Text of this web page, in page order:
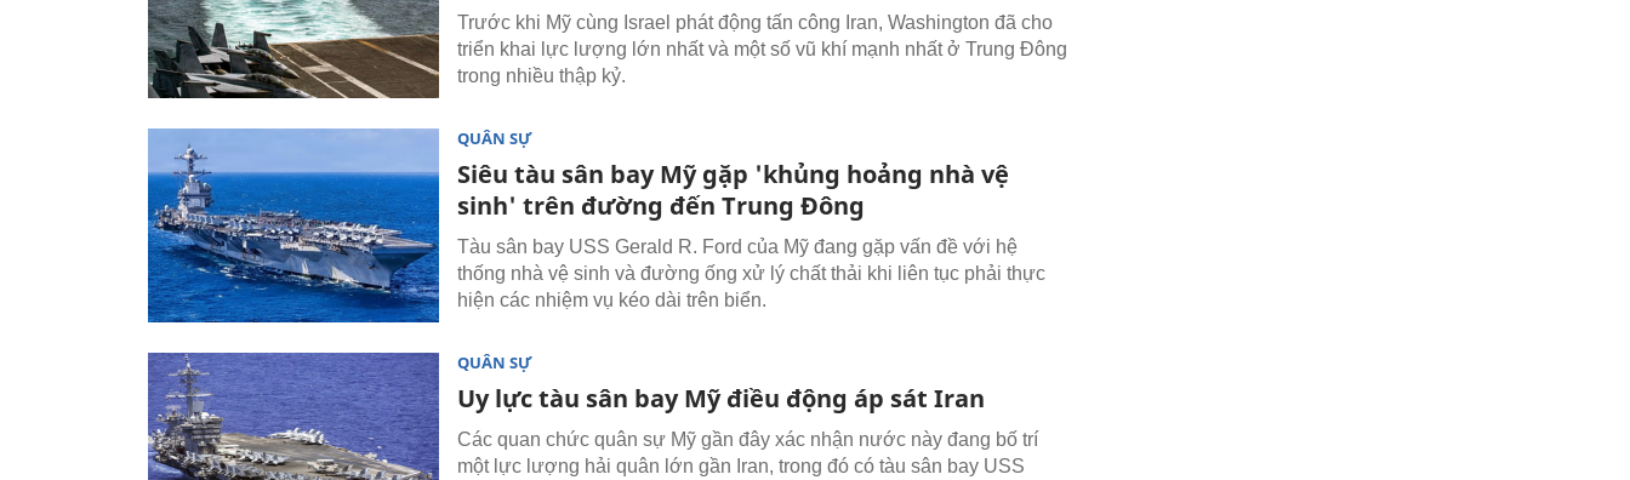
Trước khi Mỹ cùng Israel phát động tấn công Iran, Washington đã cho
triển khai lực lượng lớn nhất và một số vũ khí mạnh nhất ở Trung Đông
trong nhiều thập kỷ.
QUÂN SỰ
Siêu tàu sân bay Mỹ gặp 'khủng hoảng nhà vệ
sinh' trên đường đến Trung Đông
Tàu sân bay USS Gerald R. Ford của Mỹ đang gặp vấn đề với hệ
thống nhà vệ sinh và đường ống xử lý chất thải khi liên tục phải thực
hiện các nhiệm vụ kéo dài trên biển.
QUÂN SỰ
Uy lực tàu sân bay Mỹ điều động áp sát Iran
Các quan chức quân sự Mỹ gần đây xác nhận nước này đang bố trí
một lực lượng hải quân lớn gần Iran, trong đó có tàu sân bay USS